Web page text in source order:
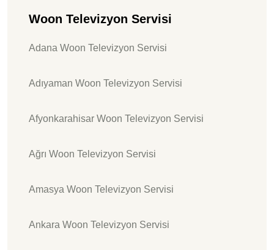
Woon Televizyon Servisi
Adana Woon Televizyon Servisi
Adıyaman Woon Televizyon Servisi
Afyonkarahisar Woon Televizyon Servisi
Ağrı Woon Televizyon Servisi
Amasya Woon Televizyon Servisi
Ankara Woon Televizyon Servisi